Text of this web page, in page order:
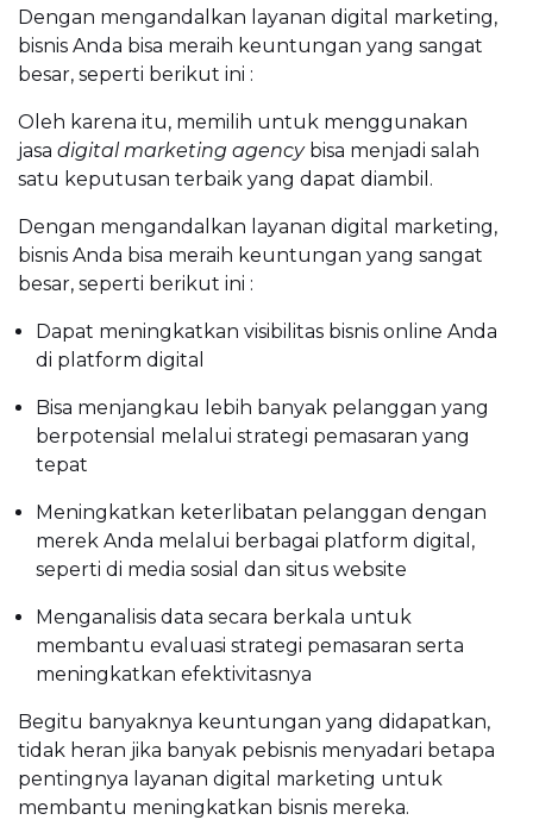
Dengan mengandalkan layanan digital marketing,
bisnis Anda bisa meraih keuntungan yang sangat
besar, seperti berikut ini :
Oleh karena itu, memilih untuk menggunakan
jasa digital marketing agencybisa menjadi salah
satu keputusan terbaik yang dapat diambil.
Dengan mengandalkan layanan digital marketing,
bisnis Anda bisa meraih keuntungan yang sangat
besar, seperti berikut ini :
Dapat meningkatkan visibilitas bisnis online Anda
di platform digital
Bisa menjangkau lebih banyak pelanggan yang
berpotensial melalui strategi pemasaran yang
tepat
Meningkatkan keterlibatan pelanggan dengan
merek Anda melalui berbagai platform digital,
seperti di media sosial dan situs website
Menganalisis data secara berkala untuk
membantu evaluasi strategi pemasaran serta
meningkatkan efektivitasnya
Begitu banyaknya keuntungan yang didapatkan,
tidak heran jika banyak pebisnis menyadari betapa
pentingnya layanan digital marketing untuk
membantu meningkatkan bisnis mereka.